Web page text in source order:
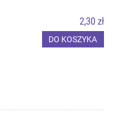
2,30 zł
DO KOSZYKA